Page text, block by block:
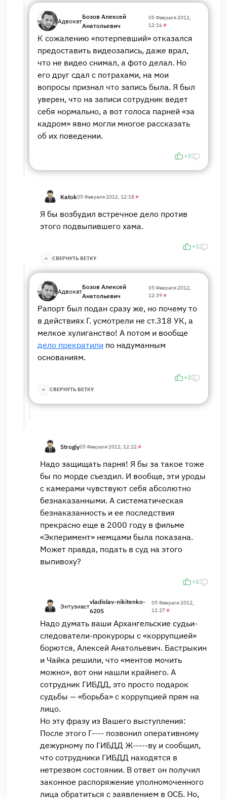
Адвокат
Бозов Алексей
Анатольевич
05 Февраля 2012,
12:16#
К сожалению «потерпевший» отказался
предоставить видеозапись, даже врал,
что не видео снимал, а фото делал. Но
его друг сдал с потрахами, на мои
вопросы признал что запись была. Я был
уверен, что на записи сотрудник ведет
себя нормально, а вот голоса парней «за
кадром» явно могли многое рассказать
об их поведении.
+3
Katok05 Февраля 2012, 12:18#
Я бы возбудил встречное дело против
этого подвыпившего хама.
+1
СВЕРНУТЬ ВЕТКУ
Адвокат
Бозов Алексей
Анатольевич
05 Февраля 2012,
12:39#
Рапорт был подан сразу же, но почему то
в действиях Г. усмотрели не ст.318 УК, а
мелкое хулиганство! А потом и вообще
дело прекратили по надуманным
основаниям.
+2
СВЕРНУТЬ ВЕТКУ
Strogiy05 Февраля 2012, 12:22#
Надо защищать парня! Я бы за такое тоже
бы по морде съездил. И вообще, эти уроды
с камерами чувствуют себя абсолютно
безнаказанными. А систематическая
безнаказанность и ее последствия
прекрасно еще в 2000 году в фильме
«Экперимент» немцами была показана.
Может правда, подать в суд на этого
выпивоху?
+1
Энтузиаст
vladislav-nikitenko-
6205
05 Февраля 2012,
12:27#
Надо думать ваши Архангельские судьи-
следователи-прокуроры с «коррупцией»
борются, Алексей Анатольевич. Бастрыкин
и Чайка решили, что «ментов мочить
можно», вот они нашли крайнего. А
сотрудник ГИБДД, это просто подарок
судьбы — «борьба» с коррупцией прям на
лицо.
Но эту фразу из Вашего выступления:
После этого Г---- позвонил оперативному
дежурному по ГИБДД Ж-----ву и сообщил,
что сотрудники ГИБДД находятся в
нетрезвом состоянии. В ответ он получил
законное распоряжение уполномоченного
лица обратиться с заявлением в ОСБ. Но,